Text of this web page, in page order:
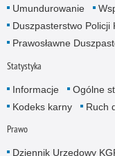
Umundurowanie
Duszpasterstwo Policji
Prawosławne
Statystyka
Informacje Ogólne
Kodeks karny
Ruch
Prawo
Dziennik Urzędowy